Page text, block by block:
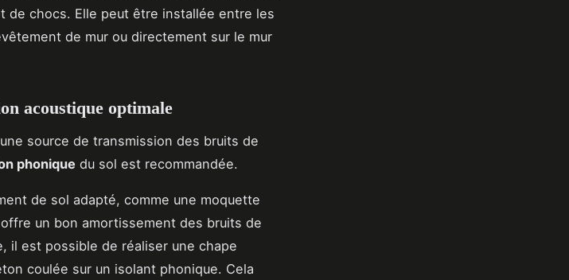
de chocs. Elle peut être installée entre les
de mur ou directement sur le mur
acoustique optimale
source de transmission des bruits de
phonique du sol est recommandée.
de sol adapté, comme une moquette
un bon amortissement des bruits de
il est possible de réaliser une chape
coulée sur un isolant phonique. Cela